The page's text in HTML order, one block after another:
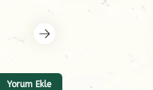
Yorum Ekle